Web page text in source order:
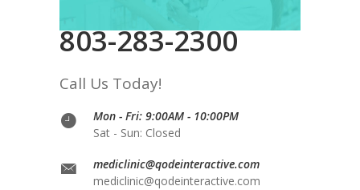
803-283-2300
Call Us Today!
Mon - Fri: 9:00AM - 10:00PM
Sat - Sun: Closed
mediclinic@qodeinteractive.com
mediclinic@qodeinteractive.com